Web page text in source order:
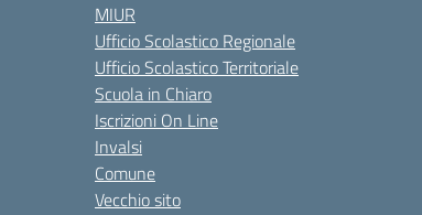
MIUR
Ufficio Scolastico Regionale
Ufficio Scolastico Territoriale
Scuola in Chiaro
Iscrizioni On Line
Invalsi
Comune
Vecchio sito